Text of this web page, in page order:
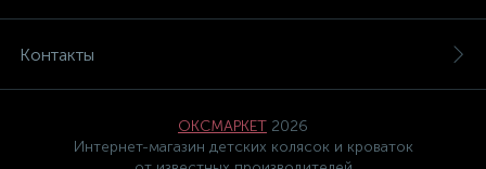
Контакты
ОКСМАРКЕТ 2026
Интернет-магазин детских колясок и кроваток